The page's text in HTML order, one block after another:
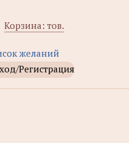
Корзина: тов.
желаний
Регистрация